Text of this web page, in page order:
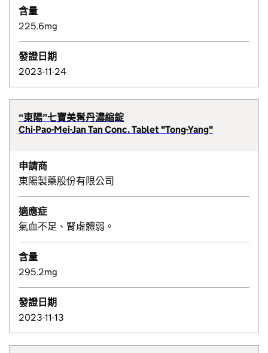
含量
225.6mg
發證日期
2023-11-24
“東陽”七寶美髯丹濃縮錠
Chi-Pao-Mei-Jan Tan Conc. Tablet "Tong-Yang"
申請商
東陽製藥股份有限公司
適應症
氣血不足、腎虛體弱。
含量
295.2mg
發證日期
2023-11-13